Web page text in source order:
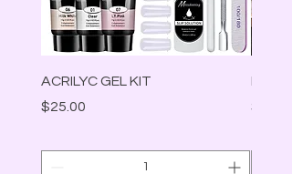
ACRILYC GEL KIT
Precio
$25.00
Precio
$30.00